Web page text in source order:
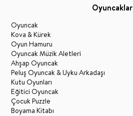
Oyuncaklar
Oyuncak
Kova & Kürek
Oyun Hamuru
Oyuncak Müzik Aletleri
Ahşap Oyuncak
Peluş Oyuncak & Uyku Arkadaşı
Kutu Oyunları
Eğitici Oyuncak
Çocuk Puzzle
Boyama Kitabı